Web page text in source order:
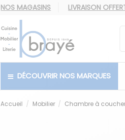
NOS MAGASINS LIVRAISON
DÉCOUVRIR NOS MARQUES
Accueil Mobilier Chambre à